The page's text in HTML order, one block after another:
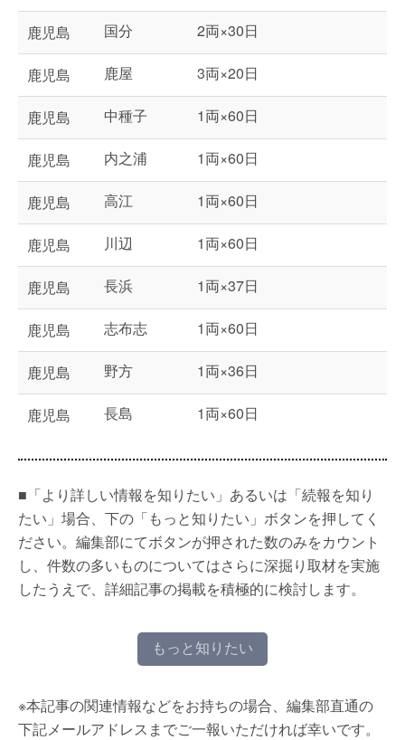
鹿児島 国分 2両×30日
鹿児島 鹿屋 3両×20日
鹿児島 中種子 1両×60日
鹿児島 内之浦 1両×60日
鹿児島 高江 1両×60日
鹿児島 川辺 1両×60日
鹿児島 長浜 1両×37日
鹿児島 志布志 1両×60日
鹿児島 野方 1両×36日
鹿児島 長島 1両×60日
■「より詳しい情報を知りたい」あるいは「続報を知り
たい」場合、下の「もっと知りたい」ボタンを押してく
ださい。編集部にてボタンが押された数のみをカウント
し、件数の多いものについてはさらに深掘り取材を実施
したうえで、詳細記事の掲載を積極的に検討します。
もっと知りたい
※本記事の関連情報などをお持ちの場合、編集部直通の
下記メールアドレスまでご一報いただければ幸いです。